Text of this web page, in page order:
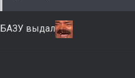
БАЗУ выдал